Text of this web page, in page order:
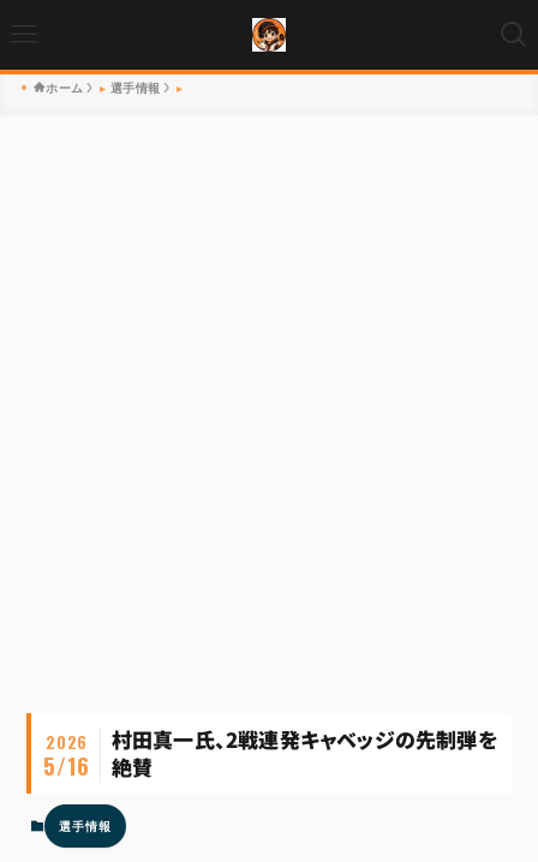
ホーム 選手情報
村田真一氏、2戦連発キャベッジの先制弾を
絶賛
2026
5/16
選手情報